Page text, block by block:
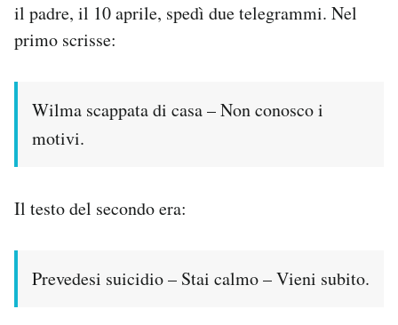
il padre, il 10 aprile, spedì due telegrammi. Nel
primo scrisse:
Wilma scappata di casa – Non conosco i
motivi.
Il testo del secondo era:
Prevedesi suicidio – Stai calmo – Vieni subito.